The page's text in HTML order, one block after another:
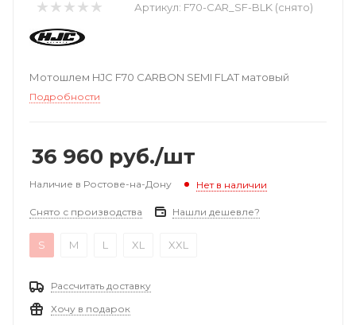
Артикул: F70-CAR_SF-BLK (снято)
Мотошлем HJC F70 CARBON SEMI FLAT матовый
Подробности
36 960 руб./шт
Наличие в Ростове-на-Дону Нет в наличии
Снято с производства Нашли дешевле?
S M L XL XXL
Рассчитать доставку
Хочу в подарок